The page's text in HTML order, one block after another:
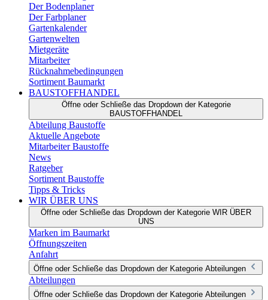
Der Bodenplaner
Der Farbplaner
Gartenkalender
Gartenwelten
Mietgeräte
Mitarbeiter
Rücknahmebedingungen
Sortiment Baumarkt
BAUSTOFFHANDEL
Öffne oder Schließe das Dropdown der Kategorie
BAUSTOFFHANDEL
Abteilung Baustoffe
Aktuelle Angebote
Mitarbeiter Baustoffe
News
Ratgeber
Sortiment Baustoffe
Tipps & Tricks
WIR ÜBER UNS
Öffne oder Schließe das Dropdown der Kategorie WIR ÜBER
UNS
Marken im Baumarkt
Öffnungszeiten
Anfahrt
Öffne oder Schließe das Dropdown der Kategorie Abteilungen
Abteilungen
Öffne oder Schließe das Dropdown der Kategorie Abteilungen